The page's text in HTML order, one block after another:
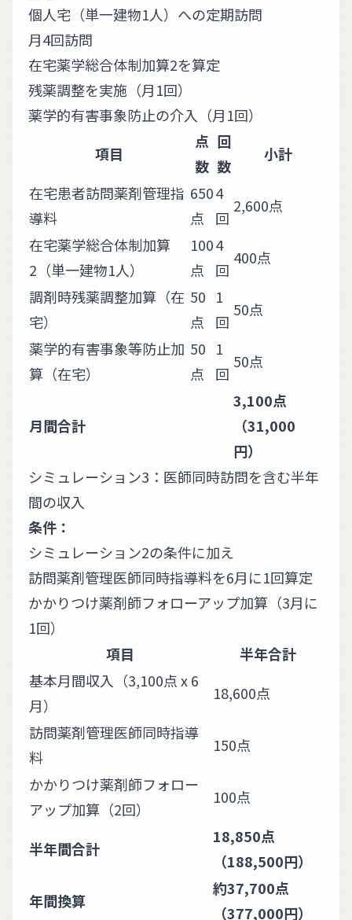
個人宅（単一建物1人）への定期訪問
月4回訪問
在宅薬学総合体制加算2を算定
残薬調整を実施（月1回）
薬学的有害事象防止の介入（月1回）
項目
点
数
回
数
小計
在宅患者訪問薬剤管理指
導料
650
点
4
回
2,600点
在宅薬学総合体制加算
2（単一建物1人）
100
点
4
回
400点
調剤時残薬調整加算（在
宅）
50
点
1
回
50点
薬学的有害事象等防止加
算（在宅）
50
点
1
回
50点
月間合計
3,100点
（31,000
円）
シミュレーション3：医師同時訪問を含む半年
間の収入
条件：
シミュレーション2の条件に加え
訪問薬剤管理医師同時指導料を6月に1回算定
かかりつけ薬剤師フォローアップ加算（3月に
1回）
項目
半年合計
基本月間収入（3,100点 x 6
月）
18,600点
訪問薬剤管理医師同時指導
料
150点
かかりつけ薬剤師フォロー
アップ加算（2回）
100点
半年間合計
18,850点
（188,500円）
年間換算
約37,700点
（377,000円）